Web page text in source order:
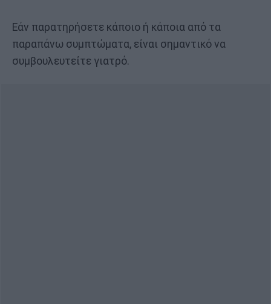
Εάν παρατηρήσετε κάποιο ή κάποια από τα
παραπάνω συμπτώματα, είναι σημαντικό να
συμβουλευτείτε γιατρό.